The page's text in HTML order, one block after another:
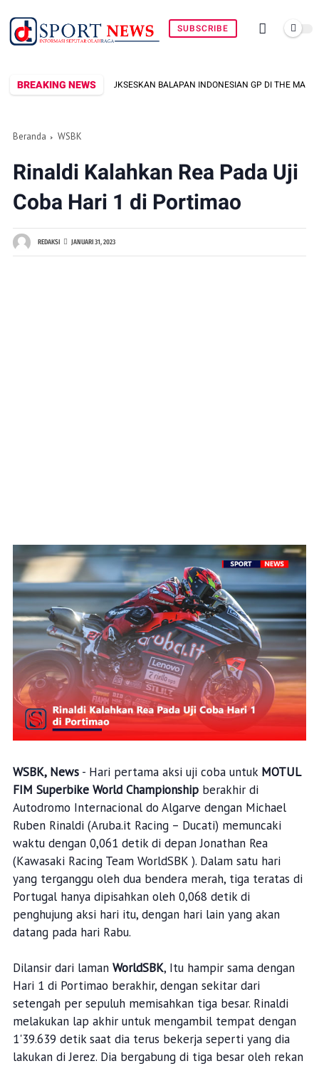
SUBSCRIBE
BREAKING NEWS
SWASTA UNTUK SUKSESKAN BALAPAN INDONESIAN GP DI THE
Beranda WSBK
Rinaldi Kalahkan Rea Pada Uji
Coba Hari 1 di Portimao
REDAKSI JANUARI 31, 2023
WSBK, News- Hari pertama aksi uji coba untuk MOTUL
FIM Superbike World Championshipberakhir di
Autodromo Internacional do Algarve dengan Michael
Ruben Rinaldi (Aruba.it Racing – Ducati) memuncaki
waktu dengan 0,061 detik di depan Jonathan Rea
(Kawasaki Racing Team WorldSBK ). Dalam satu hari
yang terganggu oleh dua bendera merah, tiga teratas di
Portugal hanya dipisahkan oleh 0,068 detik di
penghujung aksi hari itu, dengan hari lain yang akan
datang pada hari Rabu.
Dilansir dari laman WorldSBK, Itu hampir sama dengan
Hari 1 di Portimao berakhir, dengan sekitar dari
setengah per sepuluh memisahkan tiga besar. Rinaldi
melakukan lap akhir untuk mengambil tempat dengan
1'39.639 detik saat dia terus bekerja seperti yang dia
lakukan di Jerez. Dia bergabung di tiga besar oleh rekan